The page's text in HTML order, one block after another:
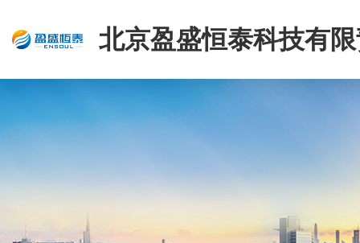
北京盈盛恒泰科技有
司